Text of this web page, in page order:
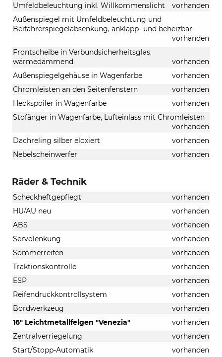
Umfeldbeleuchtung inkl. Willkommenslicht
vorhanden
Außenspiegel mit Umfeldbeleuchtung und
Beifahrerspiegelabsenkung, anklapp- und beheizbar
vorhanden
Frontscheibe in Verbundsicherheitsglas,
wärmedämmend
vorhanden
Außenspiegelgehäuse in Wagenfarbe
vorhanden
Chromleisten an den Seitenfenstern
vorhanden
Heckspoiler in Wagenfarbe
vorhanden
Stofänger in Wagenfarbe, Lufteinlass mit Chromleisten
vorhanden
Dachreling silber eloxiert
vorhanden
Nebelscheinwerfer
vorhanden
Räder & Technik
Scheckheftgepflegt
vorhanden
HU/AU neu
vorhanden
ABS
vorhanden
Servolenkung
vorhanden
Sommerreifen
vorhanden
Traktionskontrolle
vorhanden
ESP
vorhanden
Reifendruckkontrollsystem
vorhanden
Bordwerkzeug
vorhanden
16" Leichtmetallfelgen "Venezia"
vorhanden
Zentralverriegelung
vorhanden
Start/Stopp-Automatik
vorhanden